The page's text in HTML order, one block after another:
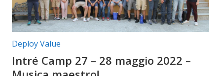
Categorie articolo:
Deploy Value
Intré Camp 27 – 28 maggio 2022 –